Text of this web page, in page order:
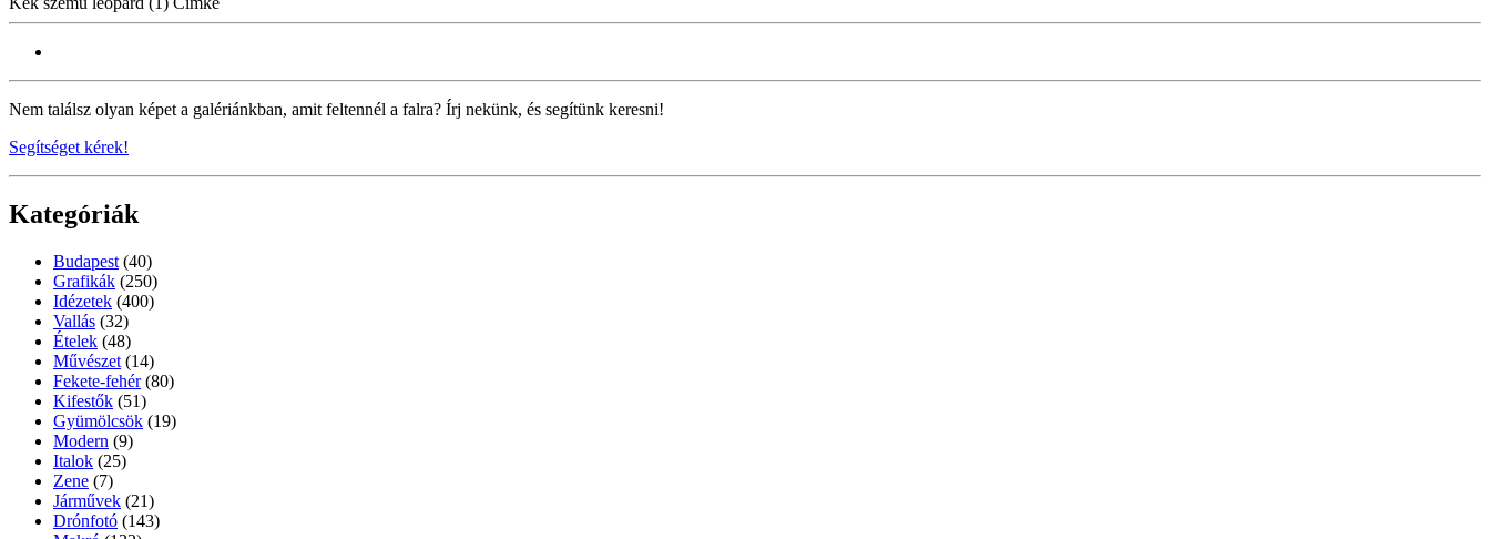
Nem találsz olyan képet a galériánkban, amit feltennél a falra? Írj nekünk, és segítünk keresni!
Segítséget kérek!
Kategóriák
Budapest (40)
Grafikák (250)
Idézetek (400)
Vallás (32)
Ételek (48)
Művészet (14)
Fekete-fehér (80)
Kifestők (51)
Gyümölcsök (19)
Modern (9)
Italok (25)
Zene (7)
Járművek (21)
Drónfotó (143)